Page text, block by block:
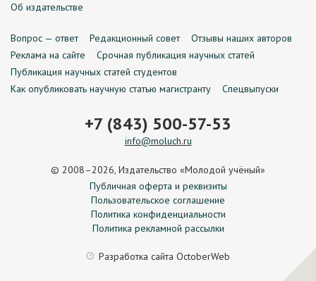
Об издательстве
Вопрос — ответ Редакционный совет
Отзывы наших авторов
Реклама на сайте
Срочная публикация научных статей
Публикация научных статей студентов
Как опубликовать научную статью магистранту
Спецвыпуски
+7 (843) 500-57-53
info@moluch.ru
© 2008–2026, Издательство «Молодой учёный»
Публичная оферта и реквизиты
Пользовательское соглашение
Политика конфиденциальности
Политика рекламной рассылки
Разработка сайта OctoberWeb